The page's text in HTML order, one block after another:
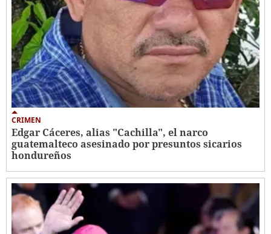
CRIMEN
Edgar Cáceres, alias "Cachilla", el narco
guatemalteco asesinado por presuntos sicarios
hondureños